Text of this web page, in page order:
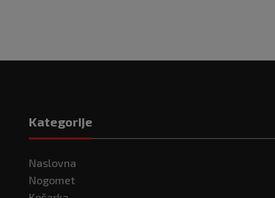
Kategorije
Naslovna
Nogomet